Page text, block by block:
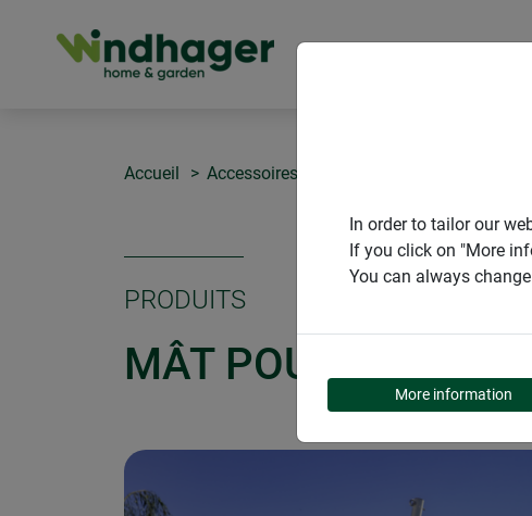
Accueil Accessoires pour voile d'ombrage
PRODUITS
MÂT POUR VOILE
In order to tailor our
If you click on "More
You can always
More information